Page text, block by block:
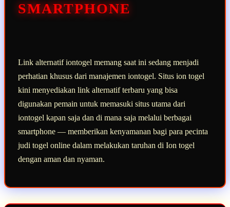
SMARTPHONE
Link alternatif iontogel memang saat ini sedang menjadi
perhatian khusus dari manajemen iontogel. Situs ion togel
kini menyediakan link alternatif terbaru yang bisa
digunakan pemain untuk memasuki situs utama dari
iontogel kapan saja dan di mana saja melalui berbagai
smartphone — memberikan kenyamanan bagi para pecinta
judi togel online dalam melakukan taruhan di Ion togel
dengan aman dan nyaman.